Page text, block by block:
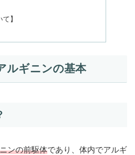
】
ルギニンの基本
ンの前駆体であり、体内でアルギ